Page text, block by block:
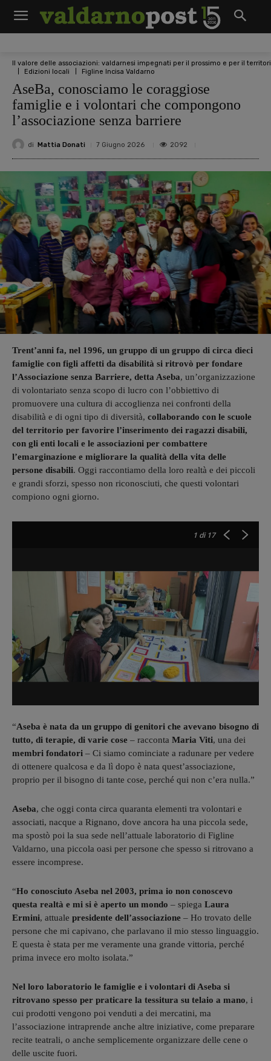
Il valore delle associazioni: valdarnesi impegnati per il prossimo e per il
Edizioni locali
Figline Incisa Valdarno
AseBa, conosciamo le coraggiose
famiglie e i volontari che compongono
l’associazione senza barriere
di Mattia Donati 7 Giugno 2026 2092
Trent’anni fa, nel 1996, un gruppo di un gruppo di circa dieci
famiglie con figli affetti da disabilità si ritrovò per fondare
l’Associazione senza Barriere, detta Aseba, un’organizzazione
di volontariato senza scopo di lucro con l’obbiettivo di
promuovere una cultura di accoglienza nei confronti della
disabilità e di ogni tipo di diversità, collaborando con le scuole
del territorio per favorire l’inserimento dei ragazzi disabili,
con gli enti locali e le associazioni per combattere
l’emarginazione e migliorare la qualità della vita delle
persone disabili. Oggi raccontiamo della loro realtà e dei piccoli
e grandi sforzi, spesso non riconosciuti, che questi volontari
compiono ogni giorno.
1 di 17
“Aseba è nata da un gruppo di genitori che avevano bisogno di
tutto, di terapie, di varie cose – racconta Maria Viti, una dei
membri fondatori – Ci siamo cominciate a radunare per vedere
di ottenere qualcosa e da lì dopo è nata quest’associazione,
proprio per il bisogno di tante cose, perché qui non c’era nulla.”
Aseba, che oggi conta circa quaranta elementi tra volontari e
associati, nacque a Rignano, dove ancora ha una piccola sede,
ma spostò poi la sua sede nell’attuale laboratorio di Figline
Valdarno, una piccola oasi per persone che spesso si ritrovano a
essere incomprese.
“Ho conosciuto Aseba nel 2003, prima io non conoscevo
questa realtà e mi si è aperto un mondo – spiega Laura
Ermini, attuale presidente dell’associazione – Ho trovato delle
persone che mi capivano, che parlavano il mio stesso linguaggio.
E questa è stata per me veramente una grande vittoria, perché
prima invece ero molto isolata.”
Nel loro laboratorio le famiglie e i volontari di Aseba si
ritrovano spesso per praticare la tessitura su telaio a mano, i
cui prodotti vengono poi venduti a dei mercatini, ma
l’associazione intraprende anche altre iniziative, come preparare
recite teatrali, o anche semplicemente organizzare delle cene o
delle uscite fuori.